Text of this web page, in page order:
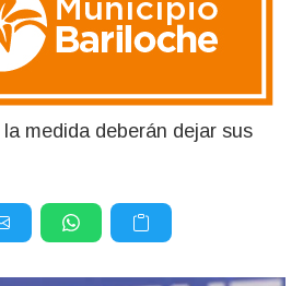
a sus
funcionarios
medida deberán dejar sus